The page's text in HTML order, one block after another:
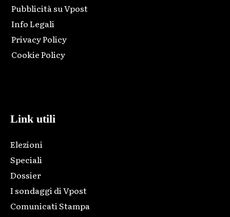
Pubblicità su Vpost
Info Legali
Privacy Policy
Cookie Policy
Link utili
Elezioni
Speciali
Dossier
I sondaggi di Vpost
Comunicati Stampa